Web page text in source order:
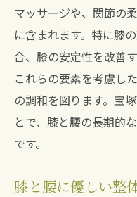
マッサージや、関節の
に含まれます。特に膝
合、膝の安定性を改善
これらの要素を考慮し
の調和を図ります。宝
とで、膝と腰の長期的
です。
膝と腰に優しい整